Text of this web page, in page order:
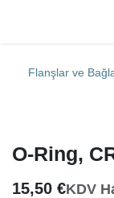
Flanşlar ve
O-Ring,
15,50 €KDV